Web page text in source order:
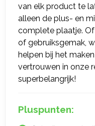
van elk product te
alleen de plus- en
complete plaatje.
of gebruiksgemak,
helpen bij het
vertrouwen in onze
superbelangrijk!
Pluspunten: